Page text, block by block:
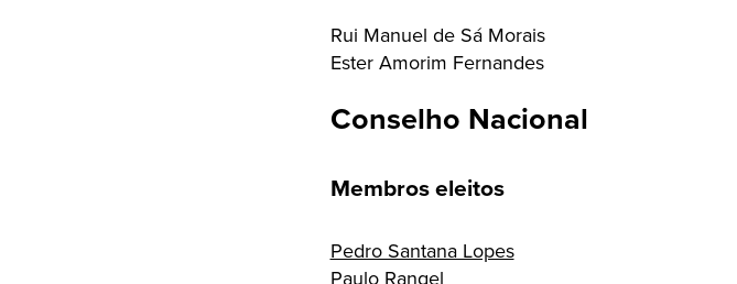
Rui Manuel de Sá Morais
Ester Amorim Fernandes
Conselho Nacional
Membros eleitos
Pedro Santana Lopes
Paulo Rangel